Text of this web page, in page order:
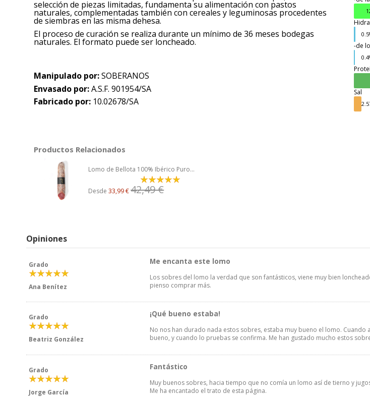
selección de piezas limitadas, fundamenta su alimentación con pastos
naturales, complementadas también con cereales y leguminosas procedentes
de siembras en las misma dehesa.
El proceso de curación se realiza durante un mínimo de 36 meses bodegas
naturales. El formato puede ser loncheado.
Manipulado por:SOBERANOS
Envasado por:A.S.F. 901954/SA
Fabricado por: 10.02678/SA
-de
Sal
Productos Relacionados
Lomo de Bellota 100% Ibérico Puro...
Desde33,99 €42,49 €
Opiniones
Grado
Ana Benítez
Me encanta este lomo
Los sobres del lomo la verdad que son fantásticos, viene muy bien
pienso comprar más.
Grado
Beatriz González
¡Qué bueno estaba!
No nos han durado nada estos sobres, estaba muy bueno el lomo.
bueno, y cuando lo pruebas se confirma. Me han gustado mucho estos
Grado
Jorge García
Fantástico
Muy buenos sobres, hacia tiempo que no comía un lomo así de tierno y
Me ha encantado el trato de esta página.